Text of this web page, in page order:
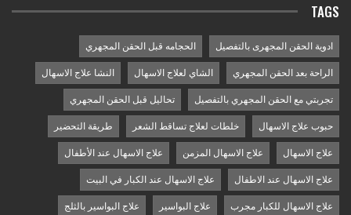
TAGS
ادوية الحقن المجهرى بالتفصيل الحجامه قبل الحقن المجهري
الراحة بعد الحقن المجهري الشاي لعلاج الاسهال النشا علاج الاسهال
تجربتي مع الحقن المجهري بالتفصيل تحاليل قبل الحقن المجهري
حبوب علاج الاسهال خلطات لعلاج تساقط الشعر طريقة التحضير
علاج الاسهال علاج الاسهال المزمن علاج الاسهال عند الأطفال
علاج الاسهال عند الاطفال علاج الاسهال عند الكبار في البيت
علاج الاسهال للكبار مجرب علاج البواسير علاج البواسير بالثلج